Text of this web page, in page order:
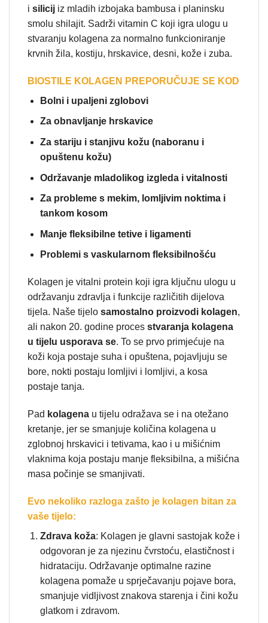
i silicij iz mladih izbojaka bambusa i planinsku
smolu shilajit. Sadrži vitamin C koji igra ulogu u
stvaranju kolagena za normalno funkcioniranje
krvnih žila, kostiju, hrskavice, desni, kože i zuba.
BIOSTILE KOLAGEN PREPORUČUJE SE KOD
Bolni i upaljeni zglobovi
Za obnavljanje hrskavice
Za stariju i stanjivu kožu (naboranu i
opuštenu kožu)
Održavanje mladolikog izgleda i vitalnosti
Za probleme s mekim, lomljivim noktima i
tankom kosom
Manje fleksibilne tetive i ligamenti
Problemi s vaskularnom fleksibilnošću
Kolagen je vitalni protein koji igra ključnu ulogu u
održavanju zdravlja i funkcije različitih dijelova
tijela. Naše tijelo samostalno proizvodi kolagen,
ali nakon 20. godine proces stvaranja kolagena
u tijelu usporava se. To se prvo primjećuje na
koži koja postaje suha i opuštena, pojavljuju se
bore, nokti postaju lomljivi i lomljivi, a kosa
postaje tanja.
Pad kolagena u tijelu odražava se i na otežano
kretanje, jer se smanjuje količina kolagena u
zglobnoj hrskavici i tetivama, kao i u mišićnim
vlaknima koja postaju manje fleksibilna, a mišićna
masa počinje se smanjivati.
Evo nekoliko razloga zašto je kolagen bitan za
vaše tijelo:
Zdrava koža: Kolagen je glavni sastojak kože i
odgovoran je za njezinu čvrstoću, elastičnost i
hidrataciju. Održavanje optimalne razine
kolagena pomaže u sprječavanju pojave bora,
smanjuje vidljivost znakova starenja i čini kožu
glatkom i zdravom.